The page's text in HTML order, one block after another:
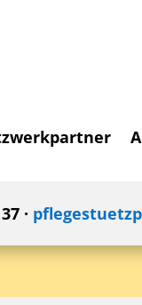
·